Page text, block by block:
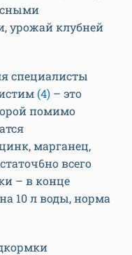
урожай клубней
специалисты
(4) – это
помимо
марганец,
всего
– в конце
10 л воды, норма